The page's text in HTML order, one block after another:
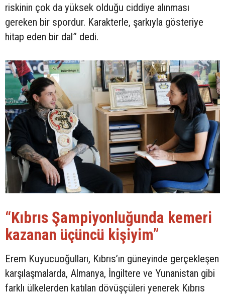
riskinin çok da yüksek olduğu ciddiye alınması
gereken bir spordur. Karakterle, şarkıyla gösteriye
hitap eden bir dal” dedi.
“Kıbrıs Şampiyonluğunda kemeri
kazanan üçüncü kişiyim”
Erem Kuyucuoğulları, Kıbrıs’ın güneyinde gerçekleşen
karşılaşmalarda, Almanya, İngiltere ve Yunanistan gibi
farklı ülkelerden katılan dövüşçüleri yenerek Kıbrıs